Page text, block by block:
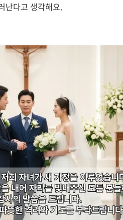
난다고 생각해요.